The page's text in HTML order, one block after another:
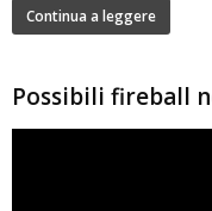
Continua a leggere
Possibili fireball